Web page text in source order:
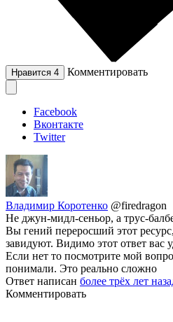
Нравится 4 Комментировать
Facebook
Вконтакте
Twitter
Владимир Коротенко @firedragon
Не джун-мидл-сеньор, а трус-
Вы гений переросший этот
завидуют. Видимо этот ответ вас
Если нет то посмотрите мой
понимали. Это реально сложно
Ответ написан более трёх лет
Комментировать